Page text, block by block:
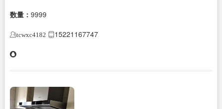
数量： 9999
tcwxc4182 15221167747